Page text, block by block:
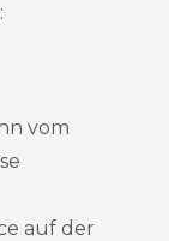
vom
auf der